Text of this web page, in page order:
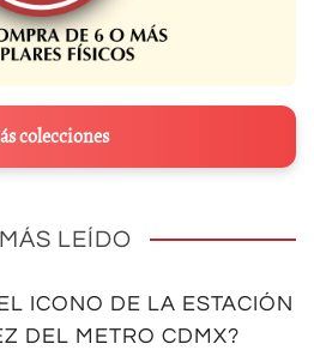
colecciones
LEÍDO
ICONO DE LA ESTACIÓN
DEL METRO CDMX?